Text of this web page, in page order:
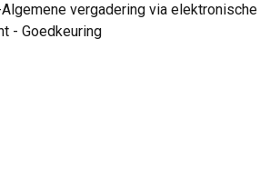
vergadering via
- Goedkeuring